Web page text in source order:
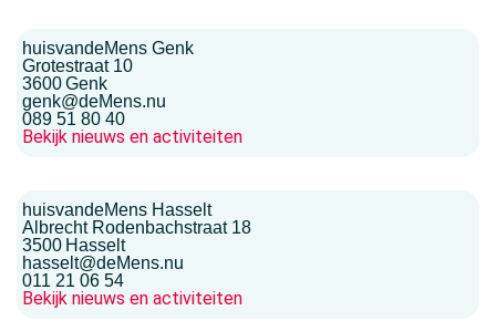
huisvandeMens Genk
Grotestraat 10
3600Genk
genk@deMens.nu
089 51 80 40
Bekijk nieuws en activiteiten
huisvandeMens Hasselt
Albrecht Rodenbachstraat 18
3500 Hasselt
hasselt@deMens.nu
011 21 06 54
Bekijk nieuws en activiteiten